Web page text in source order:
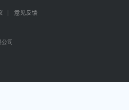
意见反馈
司